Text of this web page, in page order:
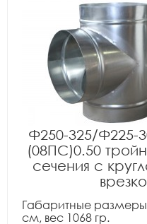
Ф250-325/Ф225-
(08ПС)0.50
сечения с
Габаритные размеры:
см, вес 1068 гр.